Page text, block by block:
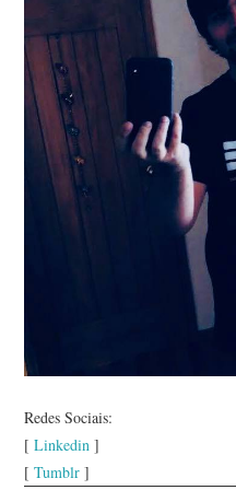
Redes Sociais:
[Linkedin ]
[Tumblr ]